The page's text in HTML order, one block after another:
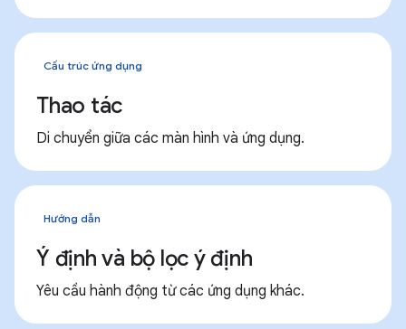
Cấu trúc ứng dụng
Thao tác
Di chuyển giữa các màn hình và ứng dụng.
Hướng dẫn
Ý định và bộ lọc ý định
Yêu cầu hành động từ các ứng dụng khác.